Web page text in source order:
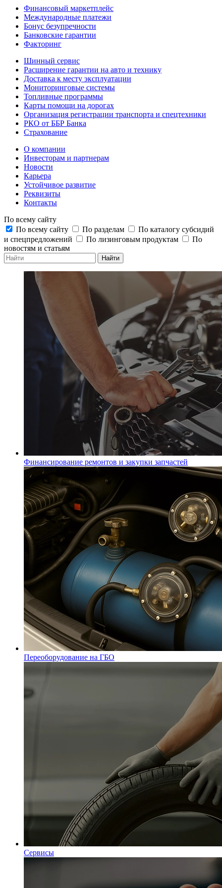
Финансовый маркетплейс
Международные платежи
Бонус безупречности
Банковские гарантии
Факторинг
Шинный сервис
Расширение гарантии на авто и технику
Доставка к месту эксплуатации
Мониторинговые системы
Топливные программы
Карты помощи на дорогах
Организация регистрации транспорта и спецтехники
РКО от ББР Банка
Страхование
О компании
Инвесторам и партнерам
Новости
Карьера
Устойчивое развитие
Реквизиты
Контакты
По всему сайту
По всему сайту
По разделам
По каталогу субсидий
и спецпредложений
По лизинговым продуктам
По
новостям и статьям
Найти
Финансирование ремонтов и закупки запчастей
Переоборудование на ГБО
Сервисы